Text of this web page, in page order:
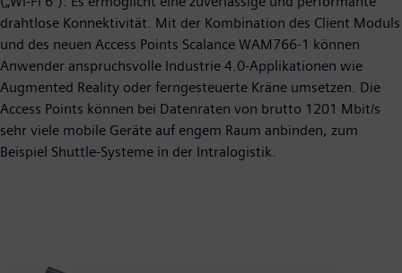
drahtlose Konnektivität. Mit der Kombination des Client Moduls
und des neuen Access Points Scalance WAM766-1 können
Anwender anspruchsvolle Industrie 4.0-Applikationen wie
Augmented Reality oder ferngesteuerte Kräne umsetzen. Die
Access Points können bei Datenraten von brutto 1201 Mbit/s
sehr viele mobile Geräte auf engem Raum anbinden, zum
Beispiel Shuttle-Systeme in der Intralogistik.